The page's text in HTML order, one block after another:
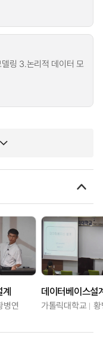
링 3.논리적 데이터 모
계
병연
데이터베이스설
가톨릭대학교